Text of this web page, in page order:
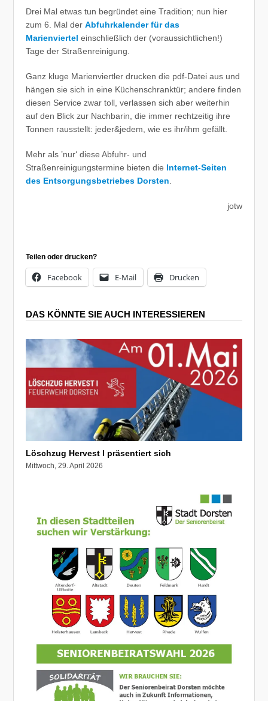
Drei Mal etwas tun begründet eine Tradition; nun hier
zum 6. Mal derAbfuhrkalender für das
Marienviertel einschließlich der (voraussichtlichen!)
Tage der Straßenreinigung.
Ganz kluge Marienviertler drucken die pdf-Datei aus und
hängen sie sich in eine Küchenschranktür; andere finden
diesen Service zwar toll, verlassen sich aber weiterhin
auf den Blick zur Nachbarin, die immer rechtzeitig ihre
Tonnen rausstellt: jeder&jedem, wie es ihr/ihm gefällt.
Mehr als ’nur‘ diese Abfuhr- und
Straßenreinigungstermine bieten die Internet-Seiten
des Entsorgungsbetriebes Dorsten
jotw
Teilen oder drucken?
Facebook E-Mail Drucken
DAS KÖNNTE SIE AUCH INTERESSIEREN
Löschzug Hervest I präsentiert sich
Mittwoch, 29. April 2026